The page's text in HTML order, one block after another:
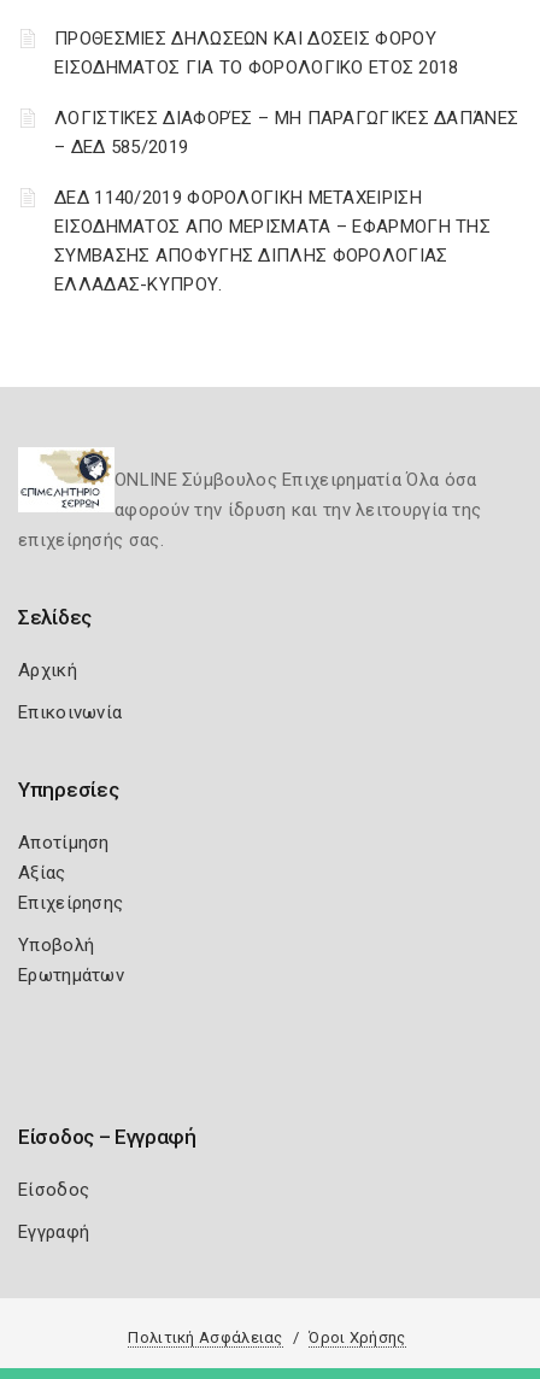
ΠΡΟΘΕΣΜΙΕΣ ΔΗΛΩΣΕΩΝ ΚΑΙ ΔΟΣΕΙΣ ΦΟΡΟΥ
ΕΙΣΟΔΗΜΑΤΟΣ ΓΙΑ ΤΟ ΦΟΡΟΛΟΓΙΚΟ ΕΤΟΣ 2018
ΛΟΓΙΣΤΙΚΈΣ ΔΙΑΦΟΡΈΣ – ΜΗ ΠΑΡΑΓΩΓΙΚΈΣ ΔΑΠΆΝΕΣ
– ΔΕΔ 585/2019
ΔΕΔ 1140/2019 ΦΟΡΟΛΟΓΙΚΗ ΜΕΤΑΧΕΙΡΙΣΗ
ΕΙΣΟΔΗΜΑΤΟΣ ΑΠΟ ΜΕΡΙΣΜΑΤΑ – ΕΦΑΡΜΟΓΗ ΤΗΣ
ΣΥΜΒΑΣΗΣ ΑΠΟΦΥΓΗΣ ΔΙΠΛΗΣ ΦΟΡΟΛΟΓΙΑΣ
ΕΛΛΑΔΑΣ-ΚΥΠΡΟΥ.
ONLINE Σύμβουλος Επιχειρηματία Όλα όσα
αφορούν την ίδρυση και την λειτουργία της
επιχείρησής σας.
Σελίδες
Αρχική
Επικοινωνία
Υπηρεσίες
Αποτίμηση
Αξίας
Επιχείρησης
Υποβολή
Ερωτημάτων
Είσοδος – Εγγραφή
Είσοδος
Εγγραφή
Πολιτική Ασφάλειας Όροι Χρήσης